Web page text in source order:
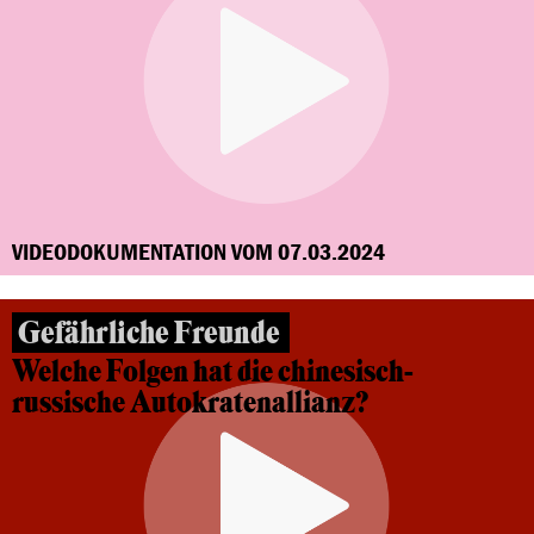
VIDEODOKUMENTATION VOM 07.03.2024
Gefährliche Freunde
Welche Folgen hat die chinesisch-
russische Autokratenallianz?